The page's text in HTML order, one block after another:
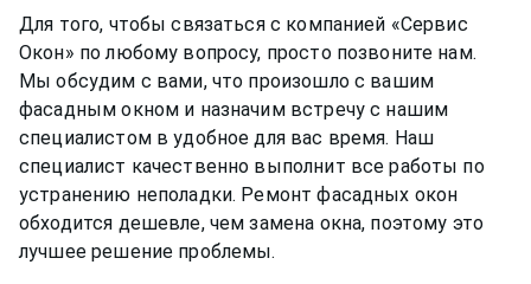
Для того, чтобы связаться с компанией «Сервис
Окон» по любому вопросу, просто позвоните нам.
Мы обсудим с вами, что произошло с вашим
фасадным окном и назначим встречу с нашим
специалистом в удобное для вас время. Наш
специалист качественно выполнит все работы по
устранению неполадки. Ремонтфасадных окон
обходится дешевле, чем замена окна, поэтому это
лучшее решение проблемы.